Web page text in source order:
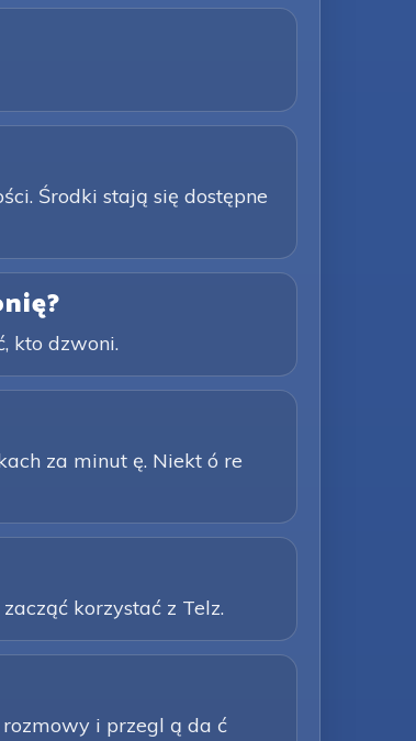
Środki stają się dostępne
kto dzwoni.
za minut ę. Niekt ó re
korzystać z Telz.
i przegl ą da ć